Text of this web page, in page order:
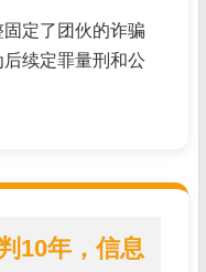
定了团伙的诈骗
续定罪量刑和公
10年，信息